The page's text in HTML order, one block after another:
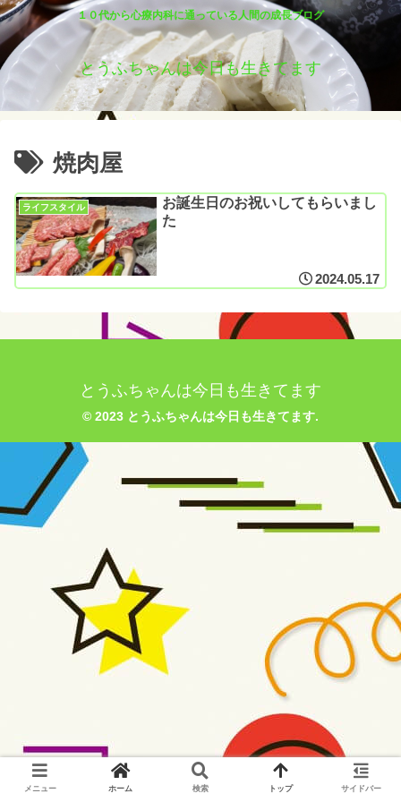
１０代から心療内科に通っている人間の成長ブログ
とうふちゃんは今日も生きてます
焼肉屋
ライフスタイル
お誕生日のお祝いしてもらいまし
た
2024.05.17
とうふちゃんは今日も生きてます
© 2023 とうふちゃんは今日も生きてます.
メニュー ホーム 検索 トップ サイドバー